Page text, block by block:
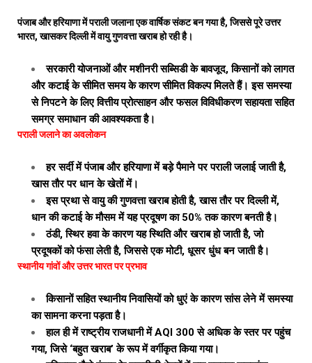
पंजाब और हरियाणा में पराली जलाना एक वार्षिक संकट बन गया है, जिससे पूरे उत्तर
भारत, खासकर दिल्ली में वायु गुणवत्ता खराब हो रही है।
सरकारी योजनाओं और मशीनरी सब्सिडी के बावजूद, किसानों को लागत
और कटाई के सीमित समय के कारण सीमित विकल्प मिलते हैं। इस समस्या
से निपटने के लिए वित्तीय प्रोत्साहन और फसल विविधीकरण सहायता सहित
समग्र समाधान की आवश्यकता है।
पराली जलाने का अवलोकन
हर सर्दी में पंजाब और हरियाणा में बड़े पैमाने पर पराली जलाई जाती है,
खास तौर पर धान के खेतों में।
इस प्रथा से वायु की गुणवत्ता खराब होती है, खास तौर पर दिल्ली में,
धान की कटाई के मौसम में यह प्रदूषण का 50% तक कारण बनती है।
ठंडी, स्थिर हवा के कारण यह स्थिति और खराब हो जाती है, जो
प्रदूषकों को फंसा लेती है, जिससे एक मोटी, धूसर धुंध बन जाती है।
स्थानीय गांवों और उत्तर भारत पर प्रभाव
किसानों सहित स्थानीय निवासियों को धुएं के कारण सांस लेने में समस्या
का सामना करना पड़ता है।
हाल ही में राष्ट्रीय राजधानी में AQI 300 से अधिक के स्तर पर पहुंच
गया, जिसे ‘बहुत खराब’ के रूप में वर्गीकृत किया गया।